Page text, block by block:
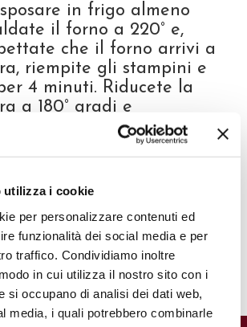
utilizza i cookie
per personalizzare contenuti ed
funzionalità dei social media e per
traffico. Condividiamo inoltre
in cui utilizza il nostro sito con i
si occupano di analisi dei dati web,
media, i quali potrebbero combinarle
in frigo almeno
il forno a 220° e,
che il forno arrivi a
riempite gli stampini e
4 minuti. Riducete la
a 180° gradi e
la cottura per altri 4-5
le madeleine
madeleine, attendete
poi sformatele e
temperatura ambiente.